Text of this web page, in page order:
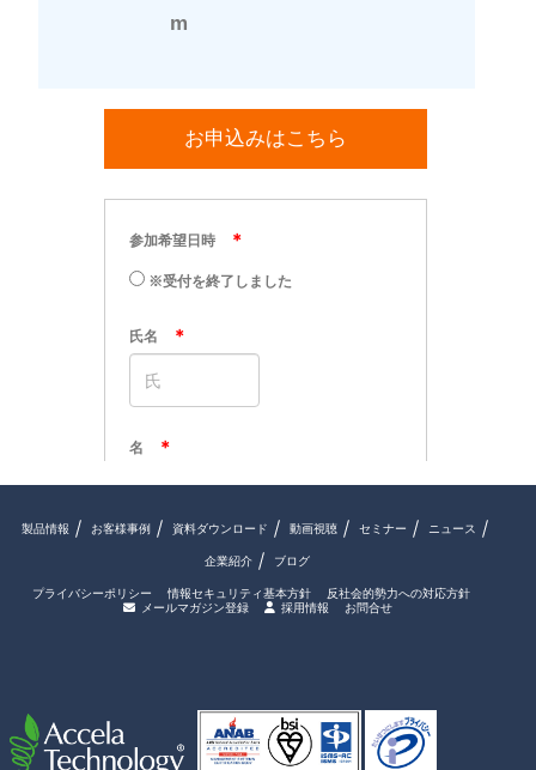
m
お申込みはこちら
製品情報 お客様事例 資料ダウンロード 動画視聴 セミナー ニュース
企業紹介 ブログ
プライバシーポリシー 情報セキュリティ基本方針
反社会的勢力への対応方針
メールマガジン登録
採用情報 お問合せ